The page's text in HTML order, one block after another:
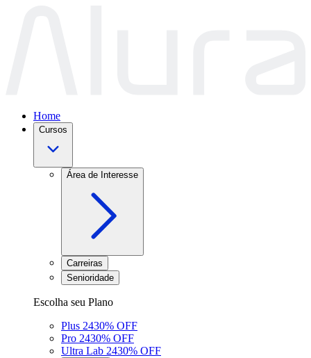
Home
Cursos
Área de Interesse
Carreiras
Senioridade
Escolha seu Plano
Plus 2430% OFF
Pro 2430% OFF
Ultra Lab 2430% OFF